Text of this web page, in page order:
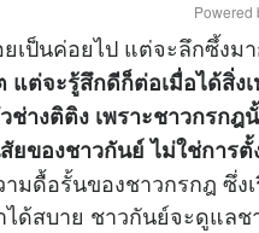
M
u
t
e
Powered
ป็นค่อยไป แต่จะลึกซึ้งม
ต่จะรู้สึกดีก็ต่อเมื่อได้สิ่ง
างติติง เพราะชาวกรกฎ
ของชาวกันย์ ไม่ใช่การ
ดื้อรั้นของชาวกรกฎ ซึ่ง
ด้สบาย ชาวกันย์จะดูแลช